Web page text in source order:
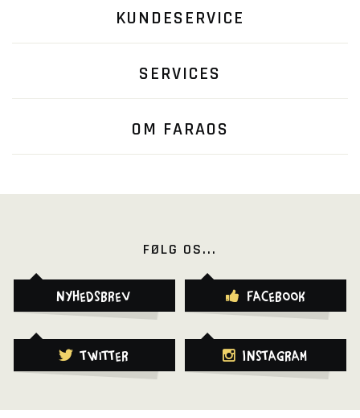
KUNDESERVICE
SERVICES
OM FARAOS
FØLG OS...
Nyhedsbrev Facebook
Twitter Instagram